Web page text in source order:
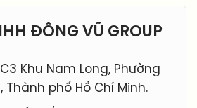
ĐÔNG VŨ GROUP
Khu Nam Long, Phường
Thành phố Hồ Chí Minh.